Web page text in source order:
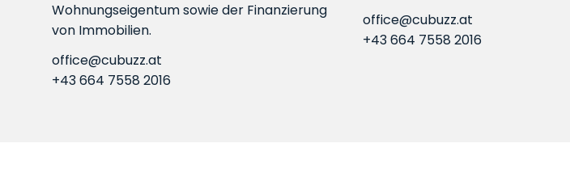
Wohnungseigentum sowie der Finanzierung
von Immobilien.
office@cubuzz.at
+43 664 7558 2016
office@cubuzz.at
+43 664 7558 2016